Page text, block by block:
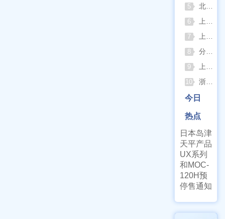
5 北京六一电泳仪完整选型指南（分电泳槽 + 电源两大模块，按实验场景直接匹配）
6 上海仪电吸光光度法和荧光分析法的异同
7 上海佑科GC-7860系列网络化气相色谱仪
8 分清生物安全柜与洁净工作台 苏州安泰科普两类设备差异
9 上海申安灭菌器外排、内排与干燥功能全解析
10 浙江孚夏：打造合规可靠的实验室洁净装备
今日
热点
日本岛津
天平产品
UX系列
和MOC-
120H预
停售通知